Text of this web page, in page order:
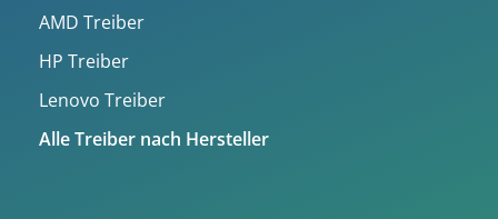
AMD Treiber
HP Treiber
Lenovo Treiber
Alle Treiber nach Hersteller